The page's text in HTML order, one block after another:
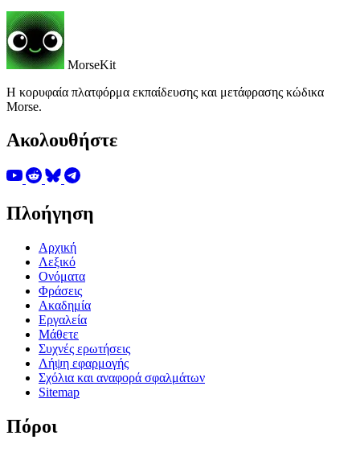
MorseKit
Η κορυφαία πλατφόρμα εκπαίδευσης και μετάφρασης κώδικα
Morse.
Ακολουθήστε
Πλοήγηση
Αρχική
Λεξικό
Ονόματα
Φράσεις
Ακαδημία
Εργαλεία
Μάθετε
Συχνές ερωτήσεις
Λήψη εφαρμογής
Σχόλια και αναφορά σφαλμάτων
Sitemap
Πόροι